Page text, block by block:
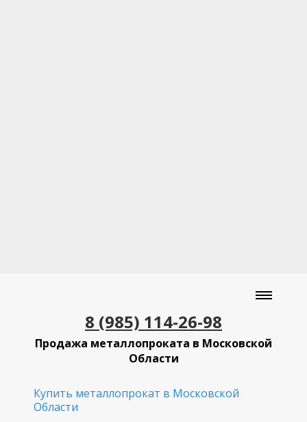
8 (985) 114-26-98
Продажа металлопроката в Московской
Области
Купить металлопрокат в Московской
Области